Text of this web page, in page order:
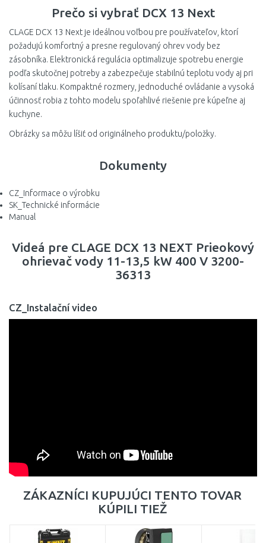
Prečo si vybrať DCX 13 Next
CLAGE DCX 13 Next je ideálnou voľbou pre používateľov, ktorí
požadujú komfortný a presne regulovaný ohrev vody bez
zásobníka. Elektronická regulácia optimalizuje spotrebu energie
podľa skutočnej potreby a zabezpečuje stabilnú teplotu vody aj pri
kolísaní tlaku. Kompaktné rozmery, jednoduché ovládanie a vysoká
účinnosť robia z tohto modelu spoľahlivé riešenie pre kúpeľne aj
kuchyne.
Obrázky sa môžu líšiť od originálneho produktu/položky.
Dokumenty
CZ_Informace o výrobku
SK_Technické informácie
Manual
Videá pre CLAGE DCX 13 NEXT Prieokový
ohrievač vody 11-13,5 kW 400 V 3200-
36313
CZ_Instalační video
ZÁKAZNÍCI KUPUJÚCI TENTO TOVAR
KÚPILI TIEŽ